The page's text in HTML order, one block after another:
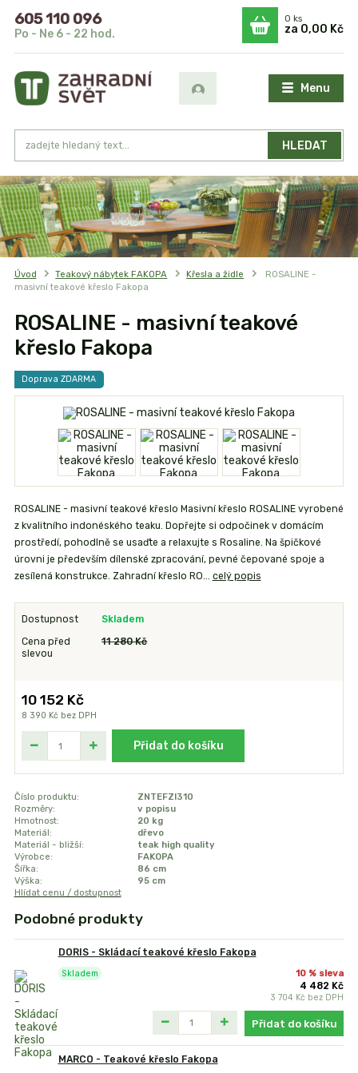
Menu
HLEDAT
605 110 096
Po - Ne 6 - 22 hod.
0ks
za 0,00 Kč
Úvod Teakový nábytek FAKOPA Křesla a židle
ROSALINE -
masivní teakové křeslo Fakopa
ROSALINE - masivní teakové
křeslo Fakopa
Doprava ZDARMA
ROSALINE - masivní teakové křeslo Masivní křeslo ROSALINE vyrobené
z kvalitního indonéského teaku. Dopřejte si odpočinek v domácím
prostředí, pohodlně se usaďte a relaxujte s Rosaline. Na špičkové
úrovni je především dílenské zpracování, pevné čepované spoje a
zesílená konstrukce. Zahradní křeslo RO... celý popis
Dostupnost Skladem
Cena před
slevou
11 280 Kč
10 152 Kč
8 390 Kč bez DPH
Přidat do košíku
Číslo produktu:
ZNTEFZI310
Rozměry:
v popisu
Hmotnost:
20 kg
Materiál:
dřevo
Materiál - bližší:
teak high quality
Výrobce:
FAKOPA
Šířka:
86 cm
Výška:
95 cm
Hlídat cenu / dostupnost
Podobné produkty
DORIS - Skládací teakové křeslo Fakopa
10 % sleva
4 482 Kč
3 704 Kč bez DPH
Skladem
Přidat do košíku
MARCO - Teakové křeslo Fakopa